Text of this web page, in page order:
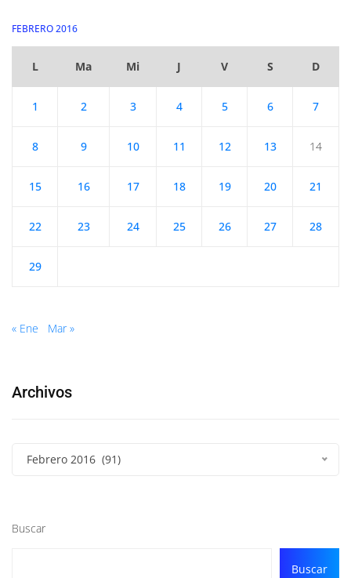
FEBRERO 2016
L Ma Mi J V S D
1 2 3 4 5 6 7
8 9 10 11 12 13 14
15 16 17 18 19 20 21
22 23 24 25 26 27 28
29
« Ene Mar »
Archivos
Febrero 2016 (91)
Buscar
Buscar